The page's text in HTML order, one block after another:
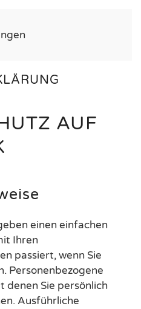
AUF
einen einfachen
Ihren
passiert, wenn Sie
Personenbezogene
denen Sie persönlich
Ausführliche